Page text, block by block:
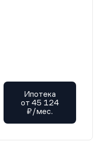
Ипотека
от 45 124
₽/мес.